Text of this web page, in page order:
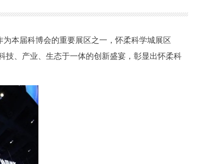
本届科博会的重要展区之一，怀柔科学城展区
技、产业、生态于一体的创新盛宴，彰显出怀柔科